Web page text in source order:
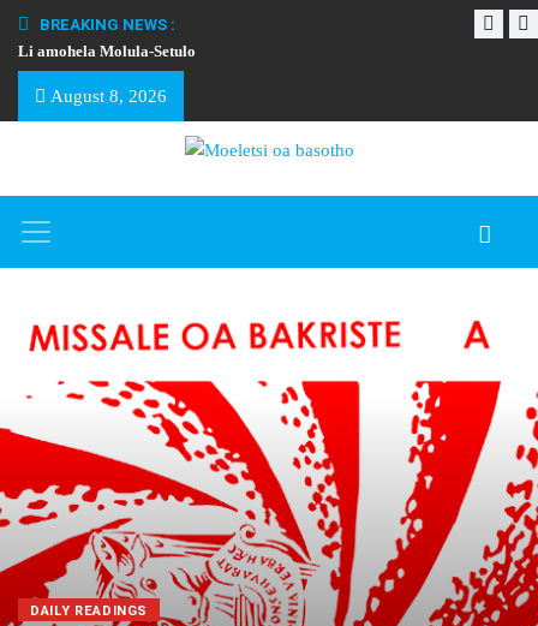
BREAKING NEWS :
Li amohela Molula-Setulo
August 8, 2026
DAILY READINGS